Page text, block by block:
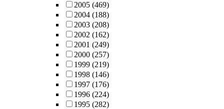
2005 (469)
2004 (188)
2003 (208)
2002 (162)
2001 (249)
2000 (257)
1999 (219)
1998 (146)
1997 (176)
1996 (224)
1995 (282)